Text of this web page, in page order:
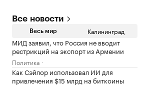
Все новости
Весь мир Калининград
МИД заявил, что Россия не вводит
рестрикций на экспорт из Армении
Политика
Как Сэйлор использовал ИИ для
привлечения $15 млрд на биткоины